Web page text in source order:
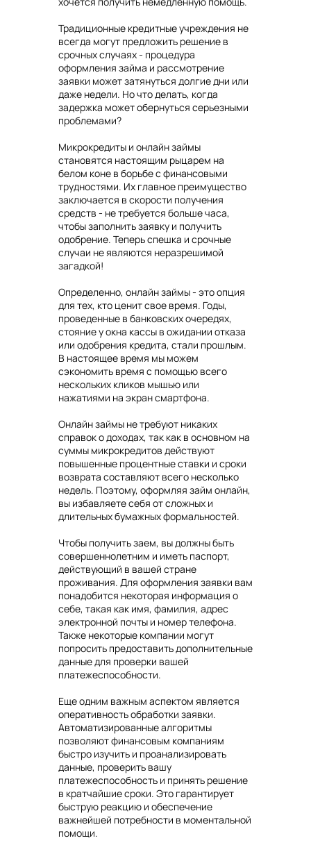
Традиционные кредитные учреждения не
всегда могут предложить решение в
срочных случаях - процедура
оформления займа и рассмотрение
заявки может затянуться долгие дни или
даже недели. Но что делать, когда
задержка может обернуться серьезными
проблемами?
Микрокредиты и онлайн займы
становятся настоящим рыцарем на
белом коне в борьбе с финансовыми
трудностями. Их главное преимущество
заключается в скорости получения
средств - не требуется больше часа,
чтобы заполнить заявку и получить
одобрение. Теперь спешка и срочные
случаи не являются неразрешимой
загадкой!
Определенно, онлайн займы - это опция
для тех, кто ценит свое время. Годы,
проведенные в банковских очередях,
стояние у окна кассы в ожидании отказа
или одобрения кредита, стали прошлым.
В настоящее время мы можем
сэкономить время с помощью всего
нескольких кликов мышью или
нажатиями на экран смартфона.
Онлайн займы не требуют никаких
справок о доходах, так как в основном на
суммы микрокредитов действуют
повышенные процентные ставки и сроки
возврата составляют всего несколько
недель. Поэтому, оформляя займ онлайн,
вы избавляете себя от сложных и
длительных бумажных формальностей.
Чтобы получить заем, вы должны быть
совершеннолетним и иметь паспорт,
действующий в вашей стране
проживания. Для оформления заявки вам
понадобится некоторая информация о
себе, такая как имя, фамилия, адрес
электронной почты и номер телефона.
Также некоторые компании могут
попросить предоставить дополнительные
данные для проверки вашей
платежеспособности.
Еще одним важным аспектом является
оперативность обработки заявки.
Автоматизированные алгоритмы
позволяют финансовым компаниям
быстро изучить и проанализировать
данные, проверить вашу
платежеспособность и принять решение
в кратчайшие сроки. Это гарантирует
быструю реакцию и обеспечение
важнейшей потребности в моментальной
помощи.